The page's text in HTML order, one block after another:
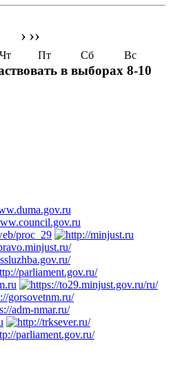
› ››
Чт Пт Сб Вс
в выборах 8-10